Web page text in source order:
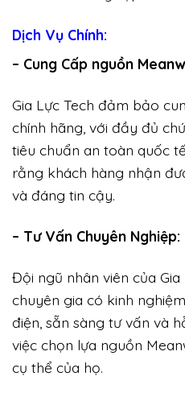
Dịch Vụ Chính:
– Cung Cấp nguồn
Gia Lực Tech đảm bảo
chính hãng, với đầy đủ
tiêu chuẩn an toàn quốc
rằng khách hàng nhận
và đáng tin cậy.
– Tư Vấn Chuyên Nghiệp:
Đội ngũ nhân viên của
chuyên gia có kinh
điện, sẵn sàng tư vấn và
việc chọn lựa nguồn
cụ thể của họ.